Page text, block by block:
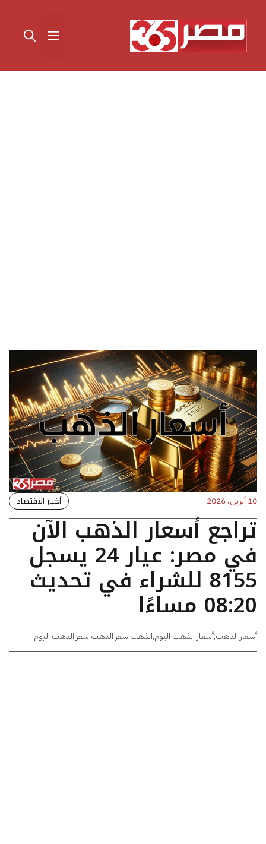
المحتوى القائمة
10 أبريل، 2026 أخبار الاقتصاد
تراجع أسعار الذهب الآن
في مصر: عيار 24 يسجل
8155 للشراء في تحديث
08:20 مساءًا
أسعار الذهب,أسعار الذهب اليوم,الذهب,سعر الذهب,سعر الذهب اليوم